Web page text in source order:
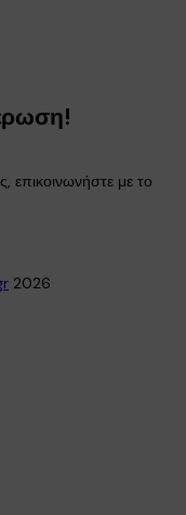
επικοινωνήστε με το
2026